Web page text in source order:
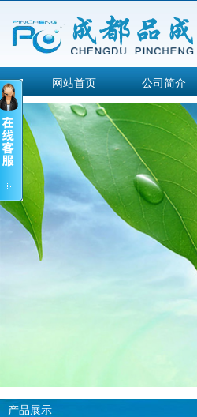
网站首页 公司简介
产品展示